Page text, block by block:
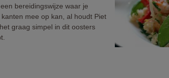
bereidingswijze waar je
mee op kan, al houdt Piet
graag simpel in dit oosters